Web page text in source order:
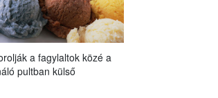
a fagylaltok közé a
pultban külső